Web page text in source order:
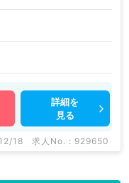
詳細を
見る
18 求人No. : 929650